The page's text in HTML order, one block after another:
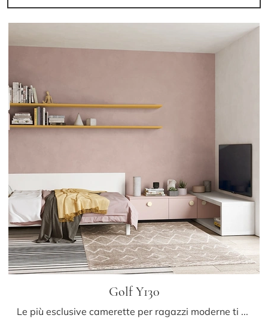
Golf Y130
Le più esclusive camerette per ragazzi moderne ti attendono! Scopri il modello Golf Y130 di Colombini Casa.